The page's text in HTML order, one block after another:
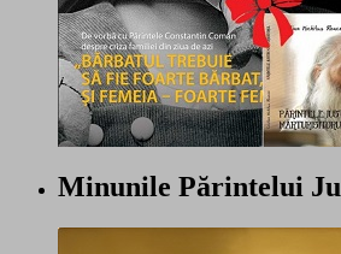
Minunile Părintelui